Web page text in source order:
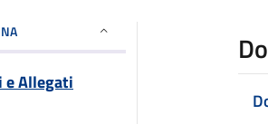
e Allegati